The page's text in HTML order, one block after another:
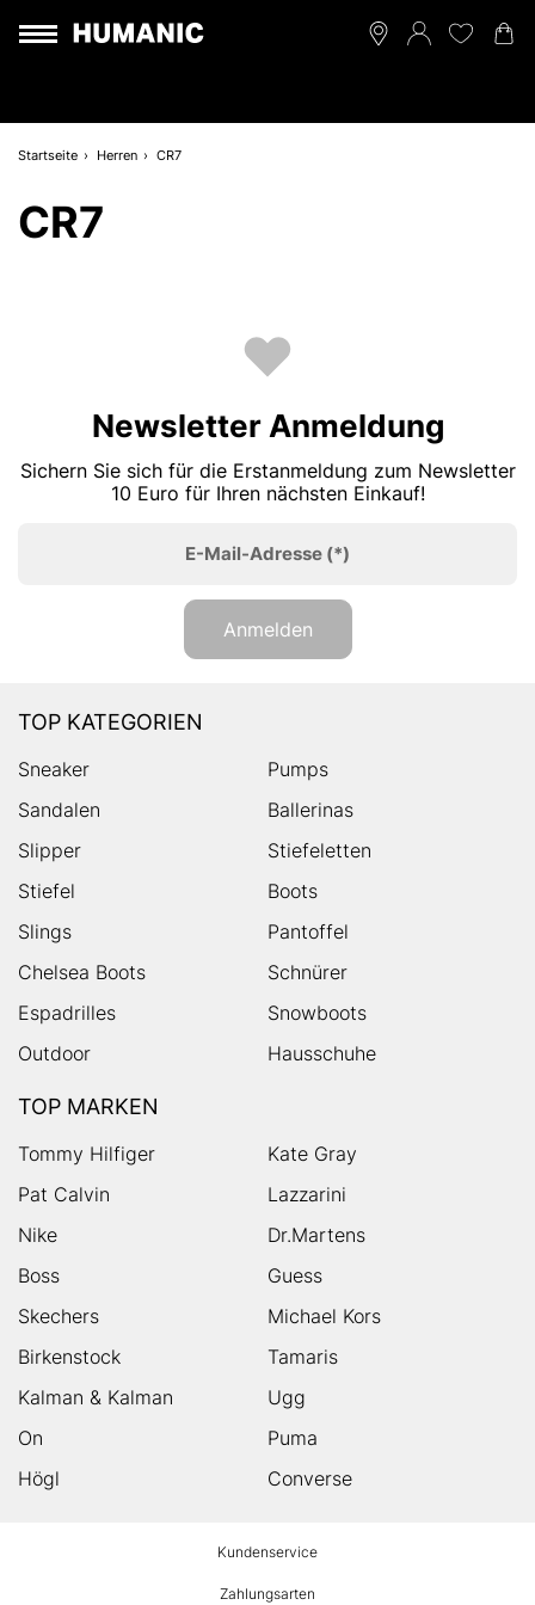
Startseite Herren CR7
CR7
Newsletter Anmeldung
Sichern Sie sich für die Erstanmeldung zum Newsletter
10 Euro für Ihren nächsten Einkauf!
E-Mail-Adresse (*)
Anmelden
TOP KATEGORIEN
Sneaker
Pumps
Sandalen
Ballerinas
Slipper
Stiefeletten
Stiefel
Boots
Slings
Pantoffel
Chelsea Boots
Schnürer
Espadrilles
Snowboots
Outdoor
Hausschuhe
TOP MARKEN
Tommy Hilfiger
Kate Gray
Pat Calvin
Lazzarini
Nike
Dr.Martens
Boss
Guess
Skechers
Michael Kors
Birkenstock
Tamaris
Kalman & Kalman
Ugg
On
Puma
Högl
Converse
Kundenservice
Zahlungsarten